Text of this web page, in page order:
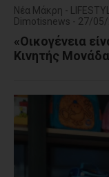
Νέα Μάκρη -
Dimotisnews - 27/
«Οικογένεια
Κινητής